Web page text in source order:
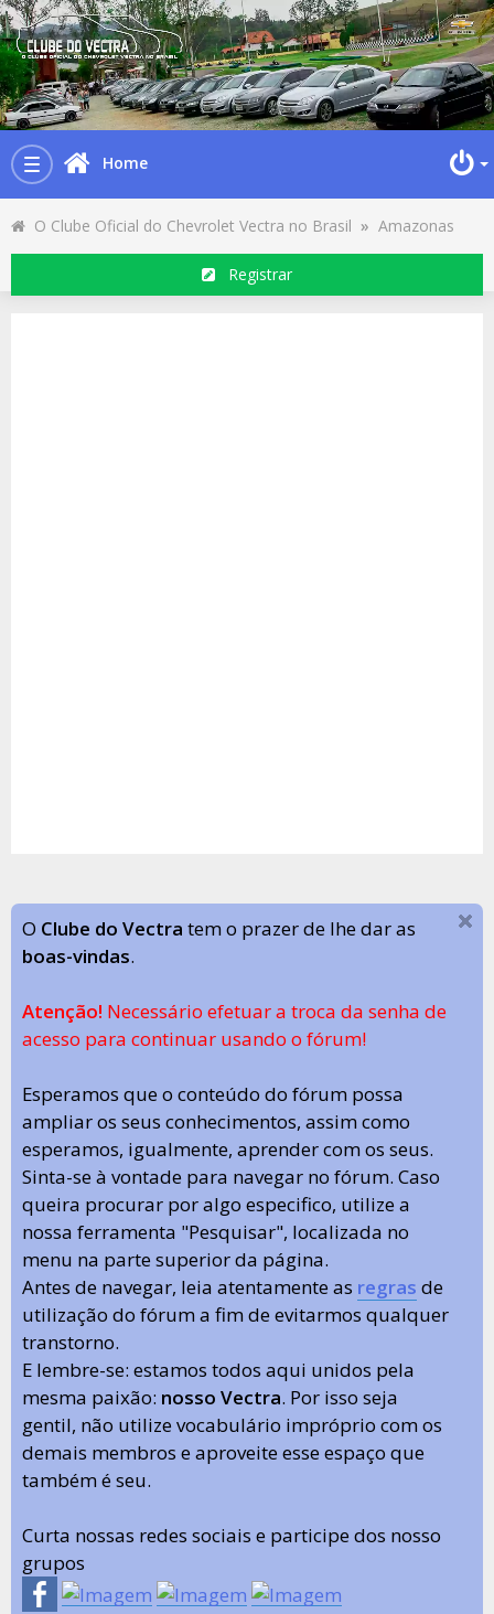
Toggle
navigation
Home
O Clube Oficial do Chevrolet Vectra no Brasil » Amazonas
Registrar
O Clube do Vectra tem o prazer de lhe dar as
boas-vindas.
Atenção! Necessário efetuar a troca da senha de
acesso para continuar usando o fórum!
Esperamos que o conteúdo do fórum possa
ampliar os seus conhecimentos, assim como
esperamos, igualmente, aprender com os seus.
Sinta-se à vontade para navegar no fórum. Caso
queira procurar por algo especifico, utilize a
nossa ferramenta "Pesquisar", localizada no
menu na parte superior da página.
Antes de navegar, leia atentamente as regras de
utilização do fórum a fim de evitarmos qualquer
transtorno.
E lembre-se: estamos todos aqui unidos pela
mesma paixão: nosso Vectra. Por isso seja
gentil, não utilize vocabulário impróprio com os
demais membros e aproveite esse espaço que
também é seu.
Curta nossas redes sociais e participe dos nosso
grupos